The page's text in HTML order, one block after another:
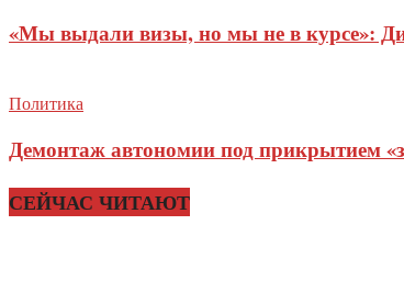
«Мы выдали визы, но мы не в курсе»:
Политика
Демонтаж автономии под прикрытием
СЕЙЧАС ЧИТАЮТ